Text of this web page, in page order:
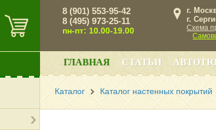
8 (901) 553-95-42
8 (495) 973-25-11
пн-пт: 10.00-19.00
г.
г.
Схема
ГЛАВНАЯ СТАТЬИ
Каталог Каталог настенных покрытий